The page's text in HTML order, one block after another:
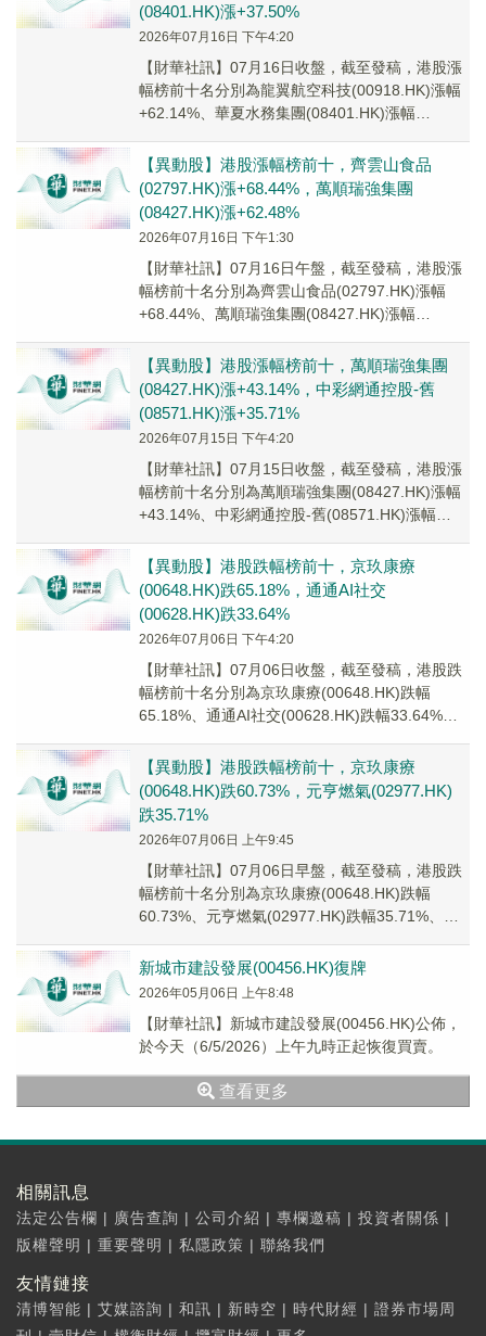
(08401.HK)漲+37.50%
2026年07月16日 下午4:20
【財華社訊】07月16日收盤，截至發稿，港股漲
幅榜前十名分別為龍翼航空科技(00918.HK)漲幅
+62.14%、華夏水務集團(08401.HK)漲幅
【異動股】港股漲幅榜前十，齊雲山食品
(02797.HK)漲+68.44%，萬順瑞強集團
(08427.HK)漲+62.48%
2026年07月16日 下午1:30
【財華社訊】07月16日午盤，截至發稿，港股漲
幅榜前十名分別為齊雲山食品(02797.HK)漲幅
+68.44%、萬順瑞強集團(08427.HK)漲幅
【異動股】港股漲幅榜前十，萬順瑞強集團
(08427.HK)漲+43.14%，中彩網通控股-舊
(08571.HK)漲+35.71%
2026年07月15日 下午4:20
【財華社訊】07月15日收盤，截至發稿，港股漲
幅榜前十名分別為萬順瑞強集團(08427.HK)漲幅
+43.14%、中彩網通控股-舊(08571.HK)漲幅
【異動股】港股跌幅榜前十，京玖康療
(00648.HK)跌65.18%，通通AI社交
(00628.HK)跌33.64%
2026年07月06日 下午4:20
【財華社訊】07月06日收盤，截至發稿，港股跌
幅榜前十名分別為京玖康療(00648.HK)跌幅
65.18%、通通AI社交(00628.HK)跌幅33.64%、
【異動股】港股跌幅榜前十，京玖康療
(00648.HK)跌60.73%，元亨燃氣(02977.HK)
跌35.71%
2026年07月06日 上午9:45
【財華社訊】07月06日早盤，截至發稿，港股跌
幅榜前十名分別為京玖康療(00648.HK)跌幅
60.73%、元亨燃氣(02977.HK)跌幅35.71%、新
新城市建設發展(00456.HK)復牌
2026年05月06日 上午8:48
【財華社訊】新城市建設發展(00456.HK)公佈，
於今天（6/5/2026）上午九時正起恢復買賣。
查看更多
相關訊息
法定公告欄 | 廣告查詢 | 公司介紹 | 專欄邀稿 | 投資者關係 |
版權聲明 | 重要聲明 | 私隱政策 | 聯絡我們
友情鏈接
清博智能 | 艾媒諮詢 | 和訊 | 新時空 | 時代財經 | 證券市場周